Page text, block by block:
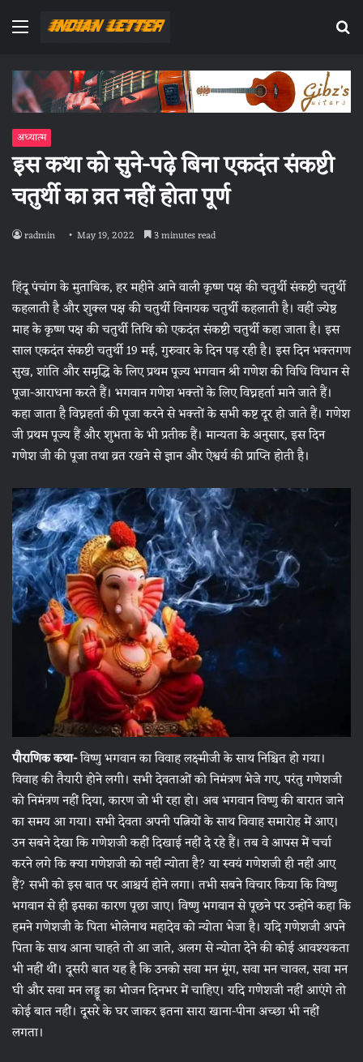
Menu
अध्यात्म
इस कथा को सुने-पढ़े बिना एकदंत संकष्टी
चतुर्थी का व्रत नहीं होता पूर्ण
radmin May 19, 2022 3 minutes read
हिंदू पंचांग के मुताबिक, हर महीने आने वाली कृष्ण पक्ष की चतुर्थी संकष्टी चतुर्थी
कहलाती है और शुक्ल पक्ष की चतुर्थी विनायक चतुर्थी कहलाती है। वहीं ज्येष्ठ
माह के कृष्ण पक्ष की चतुर्थी तिथि को एकदंत संकष्टी चतुर्थी कहा जाता है। इस
साल एकदंत संकष्टी चतुर्थी 19 मई, गुरुवार के दिन पड़ रही है। इस दिन भक्तगण
सुख, शांति और समृद्धि के लिए प्रथम पूज्य भगवान श्री गणेश की विधि विधान से
पूजा-आराधना करते हैं। भगवान गणेश भक्तों के लिए विघ्नहर्ता माने जाते हैं।
कहा जाता है विघ्नहर्ता की पूजा करने से भक्तों के सभी कष्ट दूर हो जाते हैं। गणेश
जी प्रथम पूज्य हैं और शुभता के भी प्रतीक हैं। मान्यता के अनुसार, इस दिन
गणेश जी की पूजा तथा व्रत रखने से ज्ञान और ऐश्वर्य की प्राप्ति होती है।
पौराणिक कथा-विष्णु भगवान का विवाह लक्ष्‍मीजी के साथ निश्चित हो गया।
विवाह की तैयारी होने लगी। सभी देवताओं को निमंत्रण भेजे गए, परंतु गणेशजी
को निमंत्रण नहीं दिया, कारण जो भी रहा हो। अब भगवान विष्णु की बारात जाने
का समय आ गया। सभी देवता अपनी पत्नियों के साथ विवाह समारोह में आए।
उन सबने देखा कि गणेशजी कहीं दिखाई नहीं दे रहे हैं। तब वे आपस में चर्चा
करने लगे कि क्या गणेशजी को नहीं न्योता है? या स्वयं गणेशजी ही नहीं आए
हैं? सभी को इस बात पर आश्चर्य होने लगा। तभी सबने विचार किया कि विष्णु
भगवान से ही इसका कारण पूछा जाए। विष्णु भगवान से पूछने पर उन्होंने कहा कि
हमने गणेशजी के पिता भोलेनाथ महादेव को न्योता भेजा है। यदि गणेशजी अपने
पिता के साथ आना चाहते तो आ जाते, अलग से न्योता देने की कोई आवश्यकता
भी नहीं थीं। दूसरी बात यह है कि उनको सवा मन मूंग, सवा मन चावल, सवा मन
घी और सवा मन लड्डू का भोजन दिनभर में चाहिए। यदि गणेशजी नहीं आएंगे तो
कोई बात नहीं। दूसरे के घर जाकर इतना सारा खाना-पीना अच्छा भी नहीं
लगता।